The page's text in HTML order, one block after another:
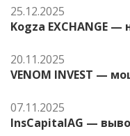
25.12.2025
Kogza EXCHANGE
20.11.2025
VENOM INVEST —
07.11.2025
InsCapitalAG —